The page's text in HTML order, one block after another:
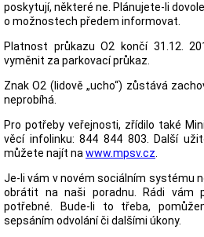
poskytují, některé ne. Plánujete-li
o možnostech předem informovat.
Platnost průkazu O2 končí 31.12.
vyměnit za parkovací průkaz.
Znak O2 (lidově „ucho“) zůstává
neprobíhá.
Pro potřeby veřejnosti, zřídilo také
věcí infolinku: 844 844 803. Další
můžete najít na www.mpsv.cz
Je-li vám v novém sociálním systému
obrátit na naši poradnu. Rádi vám
potřebné. Bude-li to třeba,
sepsáním odvolání či dalšími úkony.